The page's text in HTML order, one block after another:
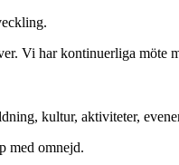
Vi har kontinuerliga möte
kultur, aktiviteter,
med omnejd.